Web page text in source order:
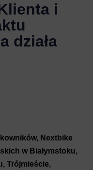
i
działa
Nextbike
w Białymstoku,
Trójmieście,